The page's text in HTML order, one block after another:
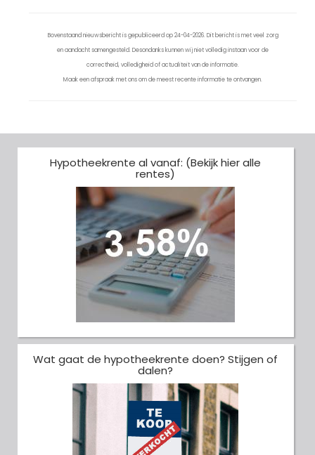
Bovenstaand nieuwsbericht is gepubliceerd op 24-04-2026. Dit bericht is met veel zorg
en aandacht samengesteld. Desondanks kunnen wij niet volledig instaan voor de
correctheid, volledigheid of actualiteit van de informatie.
Maak een afspraak met ons om de meest recente informatie te ontvangen.
Hypotheekrente al vanaf: (Bekijk hier alle
rentes)
Wat gaat de hypotheekrente doen? Stijgen of
dalen?